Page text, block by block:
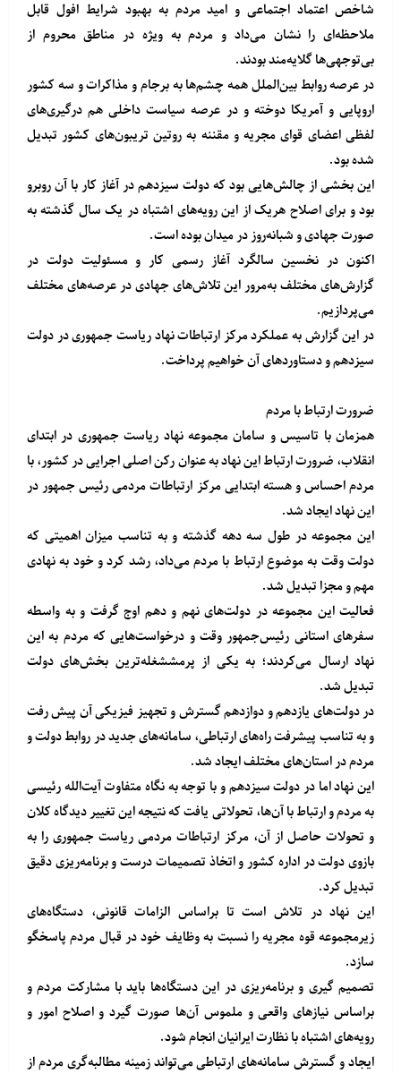
شاخص اعتماد اجتماعی و امید مردم به بهبود شرایط افول قابل
ملاحظه‌ای را نشان می‌داد و مردم به ویژه در مناطق محروم از
بی‌توجهی‌ها گلایه‌مند بودند.
در عرصه روابط بین‌الملل همه چشم‌ها به برجام و مذاکرات و سه کشور
اروپایی و آمریکا دوخته و در عرصه سیاست داخلی هم درگیری‌های
لفظی اعضای قوای مجریه و مقننه به روتین تریبون‌های کشور تبدیل
شده بود.
این بخشی از چالش‌هایی بود که دولت سیزدهم در آغاز کار با آن روبرو
بود و برای اصلاح هریک از این رویه‌های اشتباه در یک سال گذشته به
صورت جهادی و شبانه‌روز در میدان بوده است.
اکنون در نخسین سالگرد آغاز رسمی کار و مسئولیت دولت در
گزارش‌های مختلف به‌مرور این تلاش‌های جهادی در عرصه‌های مختلف
می‌پردازیم.
در این گزارش به عملکرد مرکز ارتباطات نهاد ریاست جمهوری در دولت
سیزدهم و دستاوردهای آن خواهیم پرداخت.
ضرورت ارتباط با مردم
همزمان با تاسیس و سامان مجموعه نهاد ریاست جمهوری در ابتدای
انقلاب، ضرورت ارتباط این نهاد به عنوان رکن اصلی اجرایی در کشور، با
مردم احساس و هسته ابتدایی مرکز ارتباطات مردمی رئیس جمهور در
این نهاد ایجاد شد.
این مجموعه در طول سه دهه گذشته و به تناسب میزان اهمیتی که
دولت وقت به موضوع ارتباط با مردم می‌داد، رشد کرد و خود به نهادی
مهم و مجزا تبدیل شد.
فعالیت این مجموعه در دولت‌های نهم و دهم اوج گرفت و به واسطه
سفرهای استانی رئیس‌جمهور وقت و درخواست‌هایی که مردم به این
نهاد ارسال می‌کردند؛ به یکی از پرمششغله‌ترین بخش‌های دولت
تبدیل شد.
در دولت‌های یازدهم و دوازدهم گسترش و تجهیز فیزیکی آن پیش رفت
و به تناسب پیشرفت راه‌های ارتباطی، سامانه‌های جدید در روابط دولت و
مردم در استان‌های مختلف ایجاد شد.
این نهاد اما در دولت سیزدهم و با توجه به نگاه متفاوت آیت‌الله رئیسی
به مردم و ارتباط با آن‌ها، تحولاتی یافت که نتیجه این تغییر دیدگاه کلان
و تحولات حاصل از آن، مرکز ارتباطات مردمی ریاست جمهوری را به
بازوی دولت در اداره کشور و اتخاذ تصمیمات درست و برنامه‌ریزی دقیق
تبدیل کرد.
این نهاد در تلاش است تا براساس الزامات قانونی، دستگاه‌های
زیرمجموعه قوه مجریه را نسبت به وظایف خود در قبال مردم پاسخگو
سازد.
تصمیم گیری و برنامه‌ریزی در این دستگاه‌ها باید با مشارکت مردم و
براساس نیازهای واقعی و ملموس آن‌ها صورت گیرد و اصلاح امور و
رویه‌های اشتباه با نظارت ایرانیان انجام شود.
ایجاد و گسترش سامانه‌های ارتباطی می‌تواند زمینه مطالبه‌گری مردم از